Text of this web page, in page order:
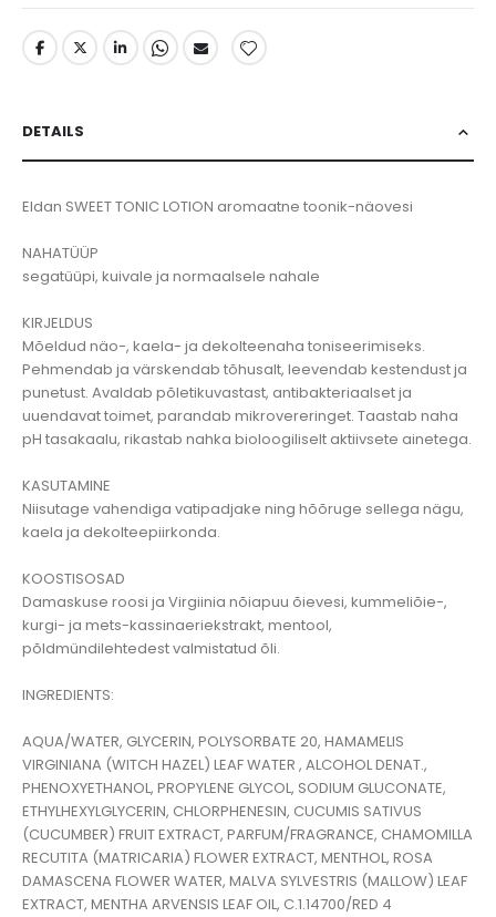
DETAILS
Eldan SWEET TONIC LOTION aromaatne toonik-näovesi
NAHATÜÜP
segatüüpi, kuivale ja normaalsele nahale
KIRJELDUS
Mõeldud näo-, kaela- ja dekolteenaha toniseerimiseks.
Pehmendab ja värskendab tõhusalt, leevendab kestendust ja
punetust. Avaldab põletikuvastast, antibakteriaalset ja
uuendavat toimet, parandab mikrovereringet. Taastab naha
pH tasakaalu, rikastab nahka bioloogiliselt aktiivsete ainetega.
KASUTAMINE
Niisutage vahendiga vatipadjake ning hõõruge sellega nägu,
kaela ja dekolteepiirkonda.
KOOSTISOSAD
Damaskuse roosi ja Virgiinia nõiapuu õievesi, kummeliõie-,
kurgi- ja mets-kassinaeriekstrakt, mentool,
põldmündilehtedest valmistatud õli.
INGREDIENTS:
AQUA/WATER, GLYCERIN, POLYSORBATE 20, HAMAMELIS
VIRGINIANA (WITCH HAZEL) LEAF WATER , ALCOHOL DENAT.,
PHENOXYETHANOL, PROPYLENE GLYCOL, SODIUM GLUCONATE,
ETHYLHEXYLGLYCERIN, CHLORPHENESIN, CUCUMIS SATIVUS
(CUCUMBER) FRUIT EXTRACT, PARFUM/FRAGRANCE, CHAMOMILLA
RECUTITA (MATRICARIA) FLOWER EXTRACT, MENTHOL, ROSA
DAMASCENA FLOWER WATER, MALVA SYLVESTRIS (MALLOW) LEAF
EXTRACT, MENTHA ARVENSIS LEAF OIL, C.1.14700/RED 4